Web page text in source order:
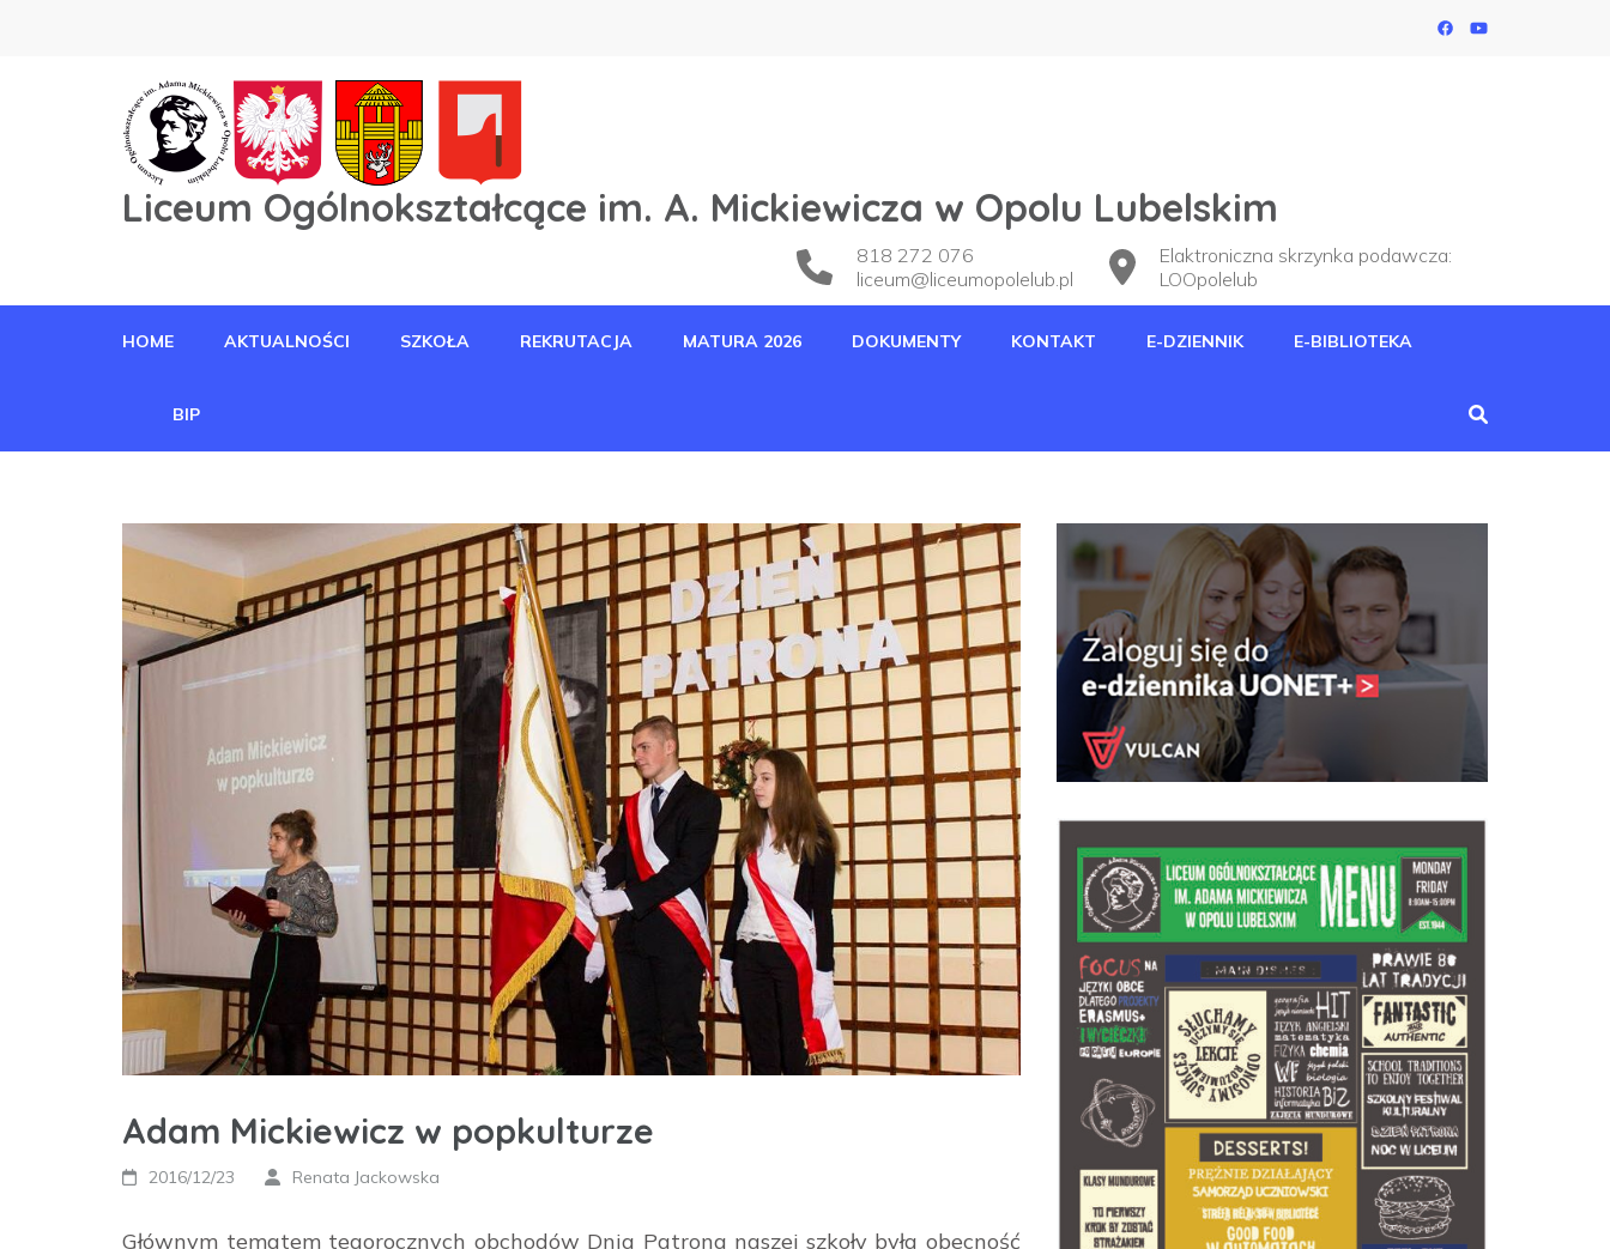
Liceum Ogólnokształcące im. A. Mickiewicza w Opolu Lubelskim
Elaktroniczna skrzynka podawcza:
LOOpolelub
818 272 076
liceum@liceumopolelub.pl
HOME AKTUALNOŚCI SZKOŁA REKRUTACJA MATURA 2026 DOKUMENTY KONTAKT E-DZIENNIK E-BIBLIOTEKA
BIP
Adam Mickiewicz w popkulturze
2016/12/23 Renata Jackowska
Głównym tematem tegorocznych obchodów Dnia Patrona naszej szkoły była obecność